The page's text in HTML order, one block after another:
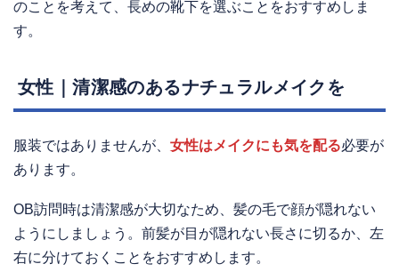
のことを考えて、長めの靴下を選ぶことをおすすめしま
す。
女性｜清潔感のあるナチュラルメイクを
服装ではありませんが、 女性はメイクにも気を配る必要が
あります。
OB訪問時は清潔感が大切なため、髪の毛で顔が隠れない
ようにしましょう。前髪が目が隠れない長さに切るか、左
右に分けておくことをおすすめします。